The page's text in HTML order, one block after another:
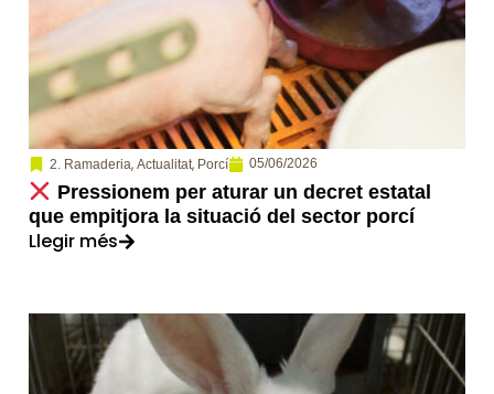
2. Ramaderia, Actualitat, Porcí 05/06/2026
Pressionem per aturar un decret estatal
que empitjora la situació del sector porcí
Llegir més